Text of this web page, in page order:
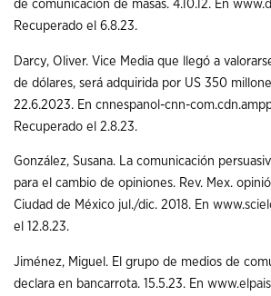
de comunicación de masas. 4.10.12. En
Recuperado el 6.8.23.
Darcy, Oliver. Vice Media que llegó a
de dólares, será adquirida por US 350
22.6.2023. En cnnespanol-cnn-
Recuperado el 2.8.23.
González, Susana. La comunicación
para el cambio de opiniones. Rev. Mex.
Ciudad de México jul./dic. 2018. En
el 12.8.23.
Jiménez, Miguel. El grupo de medios de
declara en bancarrota. 15.5.23. En